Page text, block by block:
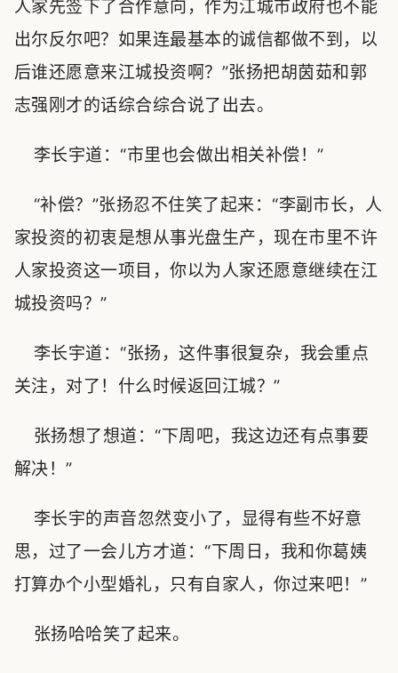
人家先签下了合作意向，作为江城市政府也不能
出尔反尔吧？如果连最基本的诚信都做不到，以
后谁还愿意来江城投资啊？”张扬把胡茵茹和郭
志强刚才的话综合综合说了出去。
李长宇道：“市里也会做出相关补偿！”
“补偿？”张扬忍不住笑了起来：“李副市长，人
家投资的初衷是想从事光盘生产，现在市里不许
人家投资这一项目，你以为人家还愿意继续在江
城投资吗？”
李长宇道：“张扬，这件事很复杂，我会重点
关注，对了！什么时候返回江城？”
张扬想了想道：“下周吧，我这边还有点事要
解决！”
李长宇的声音忽然变小了，显得有些不好意
思，过了一会儿方才道：“下周日，我和你葛姨
打算办个小型婚礼，只有自家人，你过来吧！”
张扬哈哈笑了起来。